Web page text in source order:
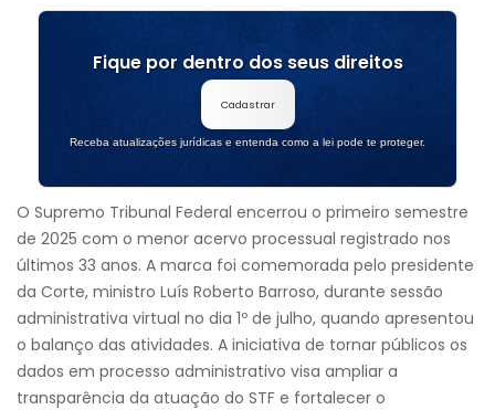
Fique por dentro dos seus direitos
Cadastrar
Receba atualizações jurídicas e entenda como a lei pode te proteger.
O Supremo Tribunal Federal encerrou o primeiro semestre
de 2025 com o menor acervo processual registrado nos
últimos 33 anos. A marca foi comemorada pelo presidente
da Corte, ministro Luís Roberto Barroso, durante sessão
administrativa virtual no dia 1º de julho, quando apresentou
o balanço das atividades. A iniciativa de tornar públicos os
dados em processo administrativo visa ampliar a
transparência da atuação do STF e fortalecer o